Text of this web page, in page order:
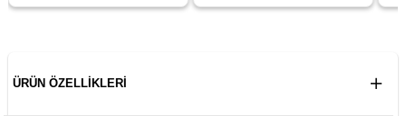
ÜRÜN ÖZELLIKLERI